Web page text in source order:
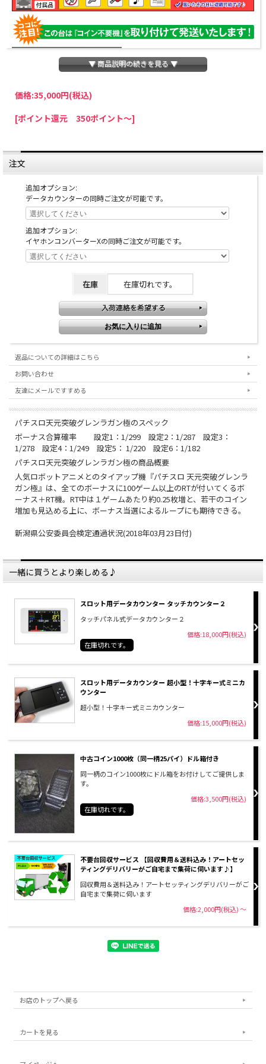
パチスロわっしょいでは、全ての台に「コイン不要機」を無料で取り付けて発送さ
せていただいております。コイン不要機をご利用になられますと、コインが必要な
ていただきましたら、ご注文価格より2000円引きいたします。
※在庫切れの台でも入荷している場合がありますので、電話かメールにてお問い合
わせ下さい。
▼ 商品説明の続きを見る ▼
価格:35,000円(税込)
[ポイント還元 350ポイント～]
注文
追加オプション:
データカウンターの同時ご注文が可能です。
追加オプション:
イヤホンコンバーターXの同時ご注文が可能です。
在庫 在庫切れです。
返品についての詳細はこちら
お問い合わせ
友達にメールですすめる
パチスロ天元突破グレンラガン極のスペック
ボーナス合算確率 設定1：1/299 設定2：1/287 設定3：
1/278 設定4：1/249 設定5： 1/220 設定6：1/182
パチスロ天元突破グレンラガン極の商品概要
人気ロボットアニメとのタイアップ機『パチスロ 天元突破グレンラ
ガン極』は、全てのボーナスに100ゲーム以上のRTが付いてくるボ
ーナス＋RT機。RT中は１ゲームあたり約0.25枚増と、若干のコイン
増加も見込める上に、ボーナス当選によるループにも期待できる。
新潟県公安委員会検定通過状況(2018年03月23日付)
一緒に買うとより楽しめる♪
スロット用データカウンター タッチカウンター２
タッチパネル式データカウンター２
価格:18,000円(税込)
在庫切れです。
スロット用データカウンター 超小型！十字キー式ミニカ
ウンター
超小型！十字キー式ミニカウンター
価格:15,000円(税込)
中古コイン1000枚（同一柄25パイ）ドル箱付き
同一柄のコイン1000枚にドル箱をお付けしてご提供しま
す。
価格:3,500円(税込)
在庫切れです。
不要台回収サービス 【回収費用＆送料込み！アートセッ
ティングデリバリーがご自宅まで集荷に伺います♪】
回収費用＆送料込み！アートセッティングデリバリーがご
自宅まで集荷に伺います
価格:2,000円(税込)～
お店のトップへ戻る
カートを見る